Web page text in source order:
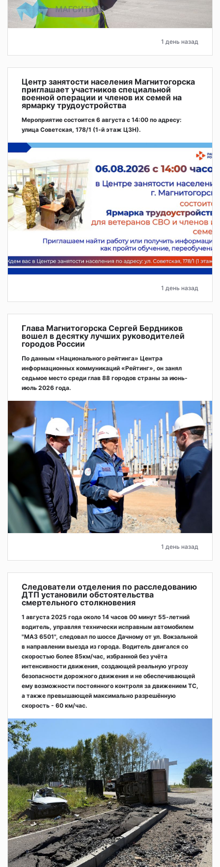
1 день назад
Центр занятости населения Магнитогорска
приглашает участников специальной
военной операции и членов их семей на
ярмарку трудоустройства
Мероприятие состоится 6 августа с 14:00 по адресу:
улица Советская, 178/1 (1‑й этаж ЦЗН).
1 день назад
Глава Магнитогорска Сергей Бердников
вошел в десятку лучших руководителей
городов России
По данным «Национального рейтинга» Центра
информационных коммуникаций «Рейтинг», он занял
седьмое место среди глав 88 городов страны за июнь-
июль 2026 года.
1 день назад
Следователи отделения по расследованию
ДТП установили обстоятельства
смертельного столкновения
1 августа 2025 года около 14 часов 00 минут 55-летний
водитель, управляя технически исправным автомобилем
"МАЗ 6501", следовал по шоссе Дачному от ул. Вокзальной
в направлении выезда из города. Водитель двигался со
скоростью более 85км/час, избранной без учёта
интенсивности движения, создающей реальную угрозу
безопасности дорожного движения и не обеспечивающей
ему возможности постоянного контроля за движением ТС,
а также превышающей максимально разрешённую
скорость - 60 км/час.